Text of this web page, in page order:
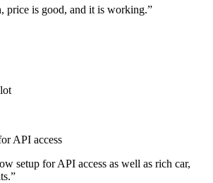
price is good, and it is working.”
API access
setup for API access as well as rich car,